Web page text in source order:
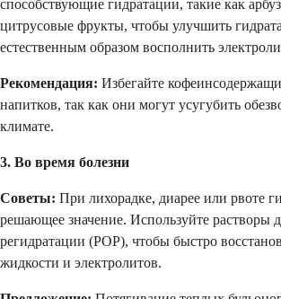
способствующие гидратации, такие как
цитрусовые фрукты, чтобы улучшить
естественным образом восполнить
Рекомендация: Избегайте
напитков, так как они могут усугубить
климате.
3. Во время болезни
Советы: При лихорадке, диарее или рвоте
решающее значение. Используйте растворы
регидратации (РОР), чтобы быстро
жидкости и электролитов.